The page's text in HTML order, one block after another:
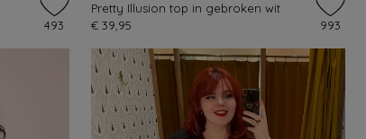
493
Pretty Illusion top in gebroken wit
€ 39,95
993